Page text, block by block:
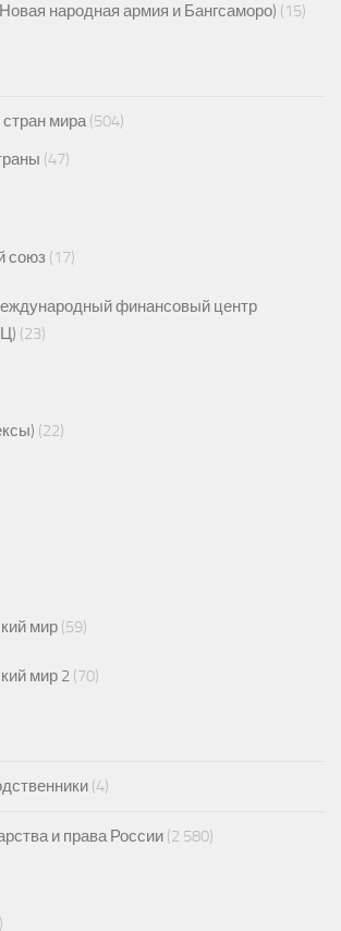
народная армия и Бангсаморо) (15)
мира(504)
(47)
союз (17)
финансовый центр
(23)
(22)
мир (59)
мир 2 (70)
(4)
и права России (2 580)